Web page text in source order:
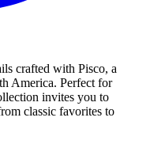
crafted with Pisco, a
America. Perfect for
invites you to
classic favorites to